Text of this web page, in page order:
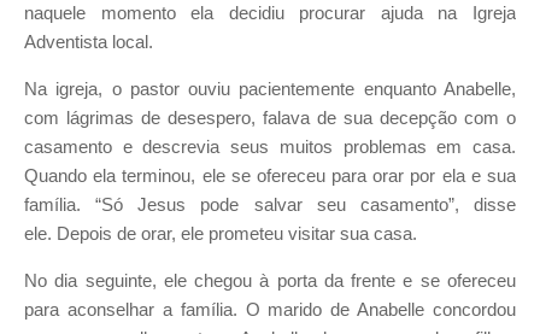
naquele momento ela decidiu procurar ajuda na Igreja
Adventista local.
Na igreja, o pastor ouviu pacientemente enquanto Anabelle,
com lágrimas de desespero, falava de sua decepção com o
casamento e descreviaseus muitos problemas em casa.
Quando ela terminou, ele se ofereceu para orar por ela e sua
família.“Só Jesus pode salvar seu casamento”, disse
ele. Depois de orar, ele prometeu visitar sua casa.
No dia seguinte, ele chegou à porta da frente e se ofereceu
para aconselhar a família. O marido de Anabelle concordou